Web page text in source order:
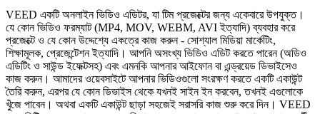
VEED একটি অনলাইন ভিডিও এডিটর, যা টিম প্রজেক্টের জন্য একেবারে উপযুক্ত।
যে কোন ভিডিও ফরম্যাট (MP4, MOV, WEBM, AVI ইত্যাদি) ব্যবহার করে
প্রজেক্টে ও যে কোন উদ্দেশ্যে একত্রে কাজ করুন - সোশ্যাল মিডিয়া মার্কেটিং,
শিক্ষামূলক, প্রেজেন্টেশন ইত্যাদি। আপনি অসংখ্য ভিডিও এডিট করতে পারেন (অডিও
এডিটিং ও সাউন্ড ইফেক্টসহ) এবং এমনকি আপনার আইফোন বা এন্ড্রয়েড ডিভাইসেও
কাজ করুন। আমাদের ওয়েবসাইটে আপনার ভিডিওগুলো সংরক্ষণ করতে একটি একাউন্ট
তৈরি করুন, এরপর যে কোন ডিভাইস থেকে যখনই সাইন ইন করবেন, তখনই এগুলোকে
খুঁজে পাবেন। অথবা একটি একাউন্ট ছাড়া সহজেই সরাসরি কাজ শুরু করে দিন। VEED